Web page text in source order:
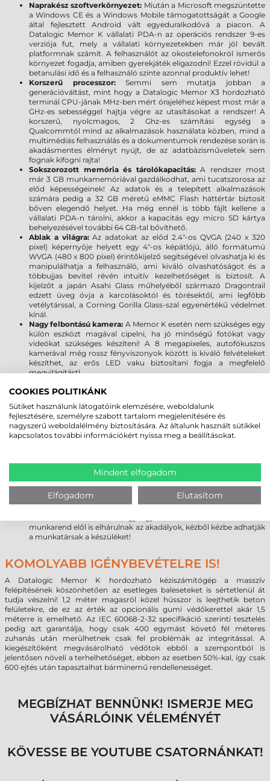
Naprakész szoftverkörnyezet: Miután a Microsoft megszüntette
a Windows CE és a Windows Mobile támogatottságát a Google
által fejlesztett Android vált egyeduralkodóvá a piacon. A
Datalogic Memor K vállalati PDA-n az operációs rendszer 9-es
verziója fut, mely a vállalati környezetekben már jól bevált
platformnak számít. A felhasználót az okostelefonokról ismerős
környezet fogadja, amiben gyerekjáték eligazodni! Ezzel rövidül a
betanulási idő és a felhasználó szinte azonnal produktív lehet!
Korszerű processzor:Semmi sem mutatja jobban a
generációváltást, mint hogy a Datalogic Memor X3 hordozható
terminál CPU-jának MHz-ben mért órajeléhez képest most már a
GHz-es sebességgel hajtja végre az utasításokat a rendszer! A
korszerű, nyolcmagos, 2 Ghz-es számítási egység a
Qualcommtól mind az alkalmazások használata közben, mind a
multimédiás felhasználás és a dokumentumok rendezése során is
akadásmentes élményt nyújt, de az adatbázisműveletek sem
fognak kifogni rajta!
Sokszorozott memória és tárolókapacitás:A rendszer most
már 3 GB munkamemóriával gazdálkodhat, ami tucatszorosa az
előd képességeinek! Az adatok és a telepített alkalmazások
számára pedig a 32 GB méretű eMMC Flash háttértár biztosít
bőven elegendő helyet. Ha még ennél is több fájlt kellene a
vállalati PDA-n tárolni, akkor a kapacitás egy micro SD kártya
behelyezésével további 64 GB-tal bővíthető.
Ablak a világra:Az adatokat az előd 2.4"-os QVGA (240 x 320
pixel) képernyője helyett egy 4"-os képátlójú, álló formátumú
WVGA (480 x 800 pixel) érintőkijelző segítségével olvashatja ki és
manipulálhatja a felhasználó, ami kiváló olvashatóságot és a
többujjas bevitel révén intuitív kezelhetőséget is biztosít. A
kijelzőt a japán Asahi Glass műhelyéből származó Dragontrail
edzett üveg óvja a karcolásoktól és törésektől, ami legfőbb
vetélytárssal, a Corning Gorilla Glass-szal egyenértékű védelmet
kínál.
Nagy felbontású kamera: A Memor K esetén nem szükséges egy
külön eszközt magával cipelni, ha jó minőségű fotókat vagy
videókat szükséges készíteni! A 8 megapixeles, autofókuszos
kamerával még rossz fényviszonyok között is kiváló felvételeket
készíthet, az erős LED vaku biztosítani fogja a megfelelő
megvilágítást!
csak a legmodernebb vezeték nélküli technológiának férnek bele!
A 802.11 a/b/g/n/ac WLAN és a Bluetooth 5.0 szabványok szerint
létrehozott kapcsolatokkal mind az adatátviteli sebességben,
mind energiafogyasztásban a lehető legjobbat kapja! A Memor K
NFC chippel is rendelkezik, így az érintésmentes technológiákat
is támogatja, amivel a kompatibilis készülékek is pillanatok alatt
USB Type C kábellel lehetséges.
a 3800 mAh kapacitású lítiumion-
akkumulátorral a Datalogic Memor K mobil terminál ideális
esetben egy teljes műszakot le tud fedni! Az akku 12 órán
munkarend elől is elhárulnak az akadályok, kézből kézbe adhatják
a munkatársak a készüléket!
KOMOLYABB IGÉNYBEVÉTELRE IS!
A Datalogic Memor K hordozható kéziszámítógép a masszív
felépítésének köszönhetően az esetleges baleseteket is sértetlenül át
tudja vészelni! 1,2 méter magasról közel hússzor is leejthetik beton
felületekre, de ez az érték az opcionális gumi védőkerettel akár 1,5
méterre is emelhető. Az IEC 60068-2-32 specifikáció szerinti tesztelés
pedig azt garantálja, hogy csak 400 egymást követő fél méteres
zuhanás után merülhetnek csak fel problémák az integritással. A
kiegészítőként megvásárolható védőtok ebből a szempontból is
jelentősen növeli a terhelhetőséget, ebben az esetben 50%-kal, így csak
600 ejtés után tapasztalhat bárminemű rendellenességet.
MEGBÍZHAT BENNÜNK! ISMERJE MEG
VÁSÁRLÓINK VÉLEMÉNYÉT
KÖVESSE BE YOUTUBE CSATORNÁNKAT!
COOKIES POLITIKÁNK
Sütiket használunk látogatóink elemzésére, weboldalunk
fejlesztésére, személyre szabott tartalom megjelenítésére és
nagyszerű weboldalélmény biztosítására. Az általunk használt sütikkel
kapcsolatos további információkért nyissa meg a beállításokat.
Mindent elfogadom
Elfogadom Elutasítom